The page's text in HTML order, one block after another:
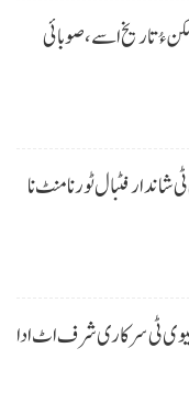
ءُ تاریخ اسے، صوبائی
ٹی شاندار فٹبال ٹورنامنٹ نا
سیوی ٹی سرکاری شرف اٹ ادا